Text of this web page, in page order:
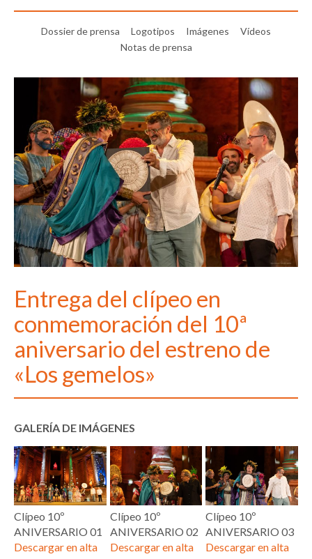
Dossier de prensa Logotipos Imágenes
Vídeos
Notas de prensa
Entrega del clípeo en
conmemoración del 10ª
aniversario del estreno de
«Los gemelos»
GALERÍA DE IMÁGENES
Clípeo 10º
ANIVERSARIO 01
Descargar en alta
Clípeo 10º
ANIVERSARIO 02
Descargar en alta
Clípeo 10º
ANIVERSARIO 03
Descargar en alta